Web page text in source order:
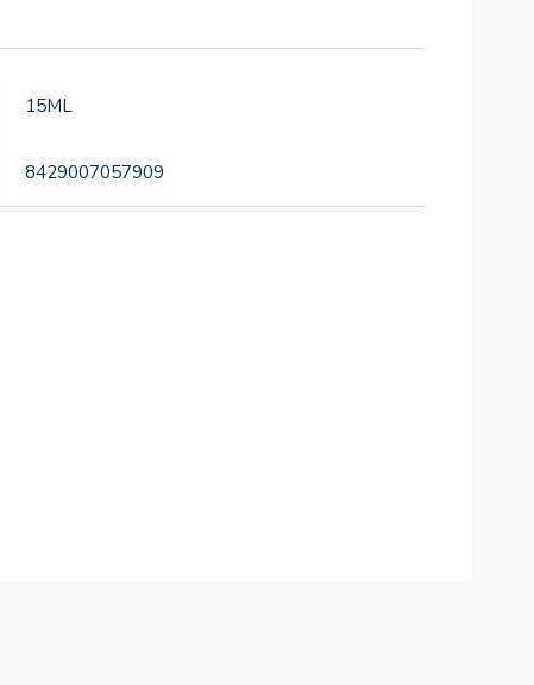
15ML
8429007057909